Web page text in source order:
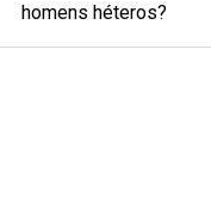
homens héteros?